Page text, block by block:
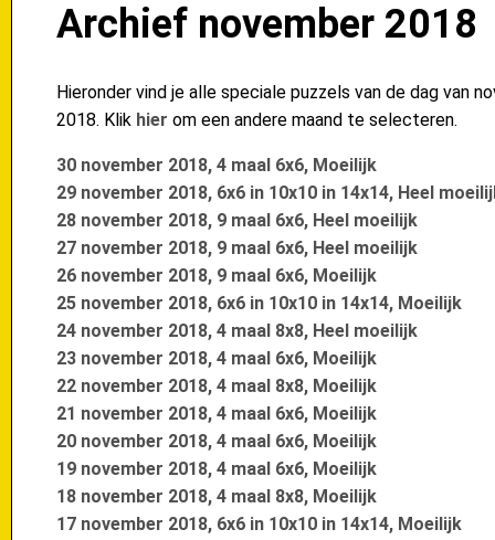
Archief november 2018
Hieronder vind je alle speciale puzzels van de dag van
2018. Klik hier om een andere maand te selecteren.
30 november 2018, 4 maal 6x6, Moeilijk
29 november 2018, 6x6 in 10x10 in 14x14, Heel
28 november 2018, 9 maal 6x6, Heel moeilijk
27 november 2018, 9 maal 6x6, Heel moeilijk
26 november 2018, 9 maal 6x6, Moeilijk
25 november 2018, 6x6 in 10x10 in 14x14, Moeilijk
24 november 2018, 4 maal 8x8, Heel moeilijk
23 november 2018, 4 maal 6x6, Moeilijk
22 november 2018, 4 maal 8x8, Moeilijk
21 november 2018, 4 maal 6x6, Moeilijk
20 november 2018, 4 maal 6x6, Moeilijk
19 november 2018, 4 maal 6x6, Moeilijk
18 november 2018, 4 maal 8x8, Moeilijk
17 november 2018, 6x6 in 10x10 in 14x14, Moeilijk